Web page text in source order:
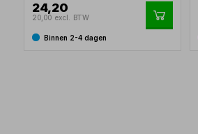
24,20
20,00 excl. BTW
Binnen 2-4 dagen